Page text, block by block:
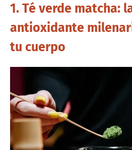
1. Té verde matcha:
antioxidante
tu cuerpo